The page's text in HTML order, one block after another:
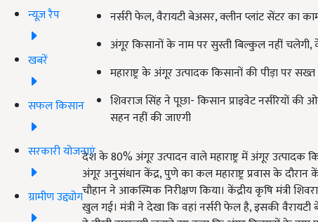
न्यूज़ रैप
खबरें
सफल किसान
सरकारी योजनाएं
ग्रामीण उद्द्योग
नर्सरी फेल, वैरायटी बेअसर, क्लीन प्लांट सेंटर का
अंगूर किसानों के नाम पर सुस्ती बिल्कुल नहीं चलेगी,
महाराष्ट्र के अंगूर उत्पादक किसानों की पीड़ा पर
शिवराज सिंह ने पूछा- किसान प्राइवेट नर्सरियों की
सहन नहीं की जाएगी
देश के 80% अंगूर उत्पादन वाले महाराष्ट्र में अंगूर
अंगूर अनुसंधान केंद्र, पुणे का कल महाराष्ट्र प्रवास के
चौहान ने आकस्मिक निरीक्षण किया। केंद्रीय कृषि मंत्री
खुल गई। मंत्री ने देखा कि वहां नर्सरी फेल है, इसकी